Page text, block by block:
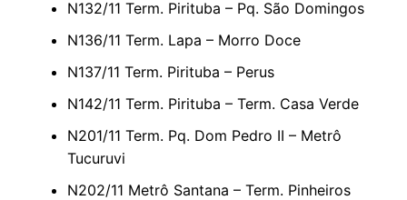
N132/11 Term. Pirituba – Pq. São Domingos
N136/11 Term. Lapa – Morro Doce
N137/11 Term. Pirituba – Perus
N142/11 Term. Pirituba – Term. Casa Verde
N201/11 Term. Pq. Dom Pedro II – Metrô
Tucuruvi
N202/11 Metrô Santana – Term. Pinheiros